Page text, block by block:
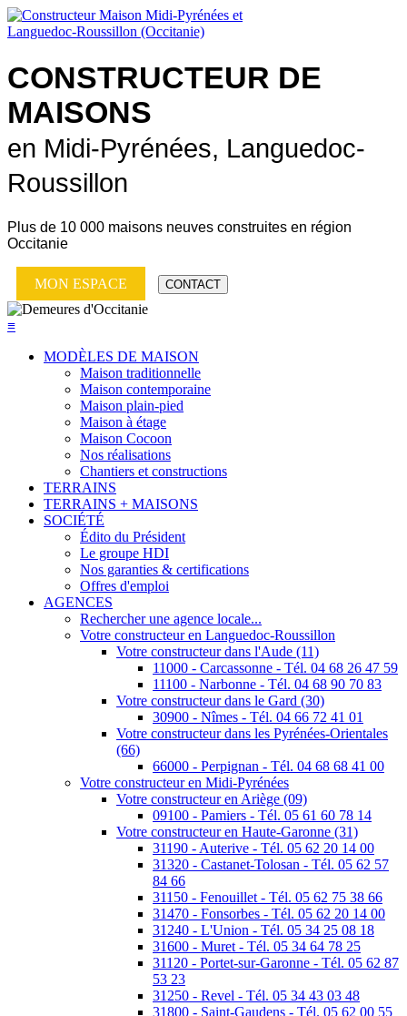
CONSTRUCTEUR DE
MAISONS
en Midi-Pyrénées, Languedoc-
Roussillon
Plus de 10 000 maisons neuves construites en région
Occitanie
MON ESPACE CONTACT
≡
MODÈLES DE MAISON
Maison traditionnelle
Maison contemporaine
Maison plain-pied
Maison à étage
Maison Cocoon
Nos réalisations
Chantiers et constructions
TERRAINS
TERRAINS + MAISONS
SOCIÉTÉ
Édito du Président
Le groupe HDI
Nos garanties & certifications
Offres d'emploi
AGENCES
Rechercher une agence locale...
Votre constructeur en Languedoc-Roussillon
Votre constructeur dans l'Aude (11)
11000 - Carcassonne - Tél. 04 68 26 47 59
11100 - Narbonne - Tél. 04 68 90 70 83
Votre constructeur dans le Gard (30)
30900 - Nîmes - Tél. 04 66 72 41 01
Votre constructeur dans les Pyrénées-Orientales
(66)
66000 - Perpignan - Tél. 04 68 68 41 00
Votre constructeur en Midi-Pyrénées
Votre constructeur en Ariège (09)
09100 - Pamiers - Tél. 05 61 60 78 14
Votre constructeur en Haute-Garonne (31)
31190 - Auterive - Tél. 05 62 20 14 00
31320 - Castanet-Tolosan - Tél. 05 62 57
84 66
31150 - Fenouillet - Tél. 05 62 75 38 66
31470 - Fonsorbes - Tél. 05 62 20 14 00
31240 - L'Union - Tél. 05 34 25 08 18
31600 - Muret - Tél. 05 34 64 78 25
31120 - Portet-sur-Garonne - Tél. 05 62 87
53 23
31250 - Revel - Tél. 05 34 43 03 48
31800 - Saint-Gaudens - Tél. 05 62 00 55